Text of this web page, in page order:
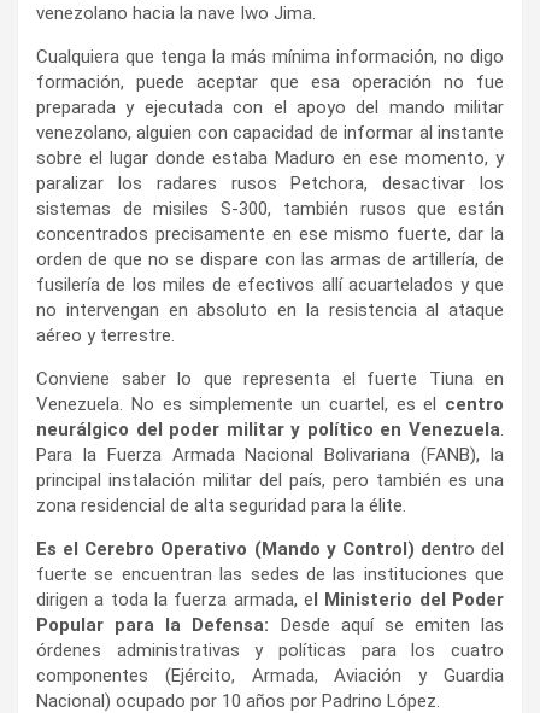
venezolano hacia la nave Iwo Jima.
Cualquiera que tenga la más mínima información, no digo
formación, puede aceptar que esa operación no fue
preparada y ejecutada con el apoyo del mando militar
venezolano, alguien con capacidad de informar al instante
sobre el lugar donde estaba Maduro en ese momento, y
paralizar los radares rusos Petchora, desactivar los
sistemas de misiles S-300, también rusos que están
concentrados precisamente en ese mismo fuerte, dar la
orden de que no se dispare con las armas de artillería, de
fusilería de los miles de efectivos allí acuartelados y que
no intervengan en absoluto en la resistencia al ataque
aéreo y terrestre.
Conviene saber lo que representa el fuerte Tiuna en
Venezuela. No es simplemente un cuartel, es el centro
neurálgico del poder militar y político en Venezuela.
Para la Fuerza Armada Nacional Bolivariana (FANB), la
principal instalación militar del país, pero también es una
zona residencial de alta seguridad para la élite.
Es el Cerebro Operativo (Mando y Control) dentro del
fuerte se encuentran las sedes de las instituciones que
dirigen a toda la fuerza armada, el Ministerio del Poder
Popular para la Defensa: Desde aquí se emiten las
órdenes administrativas y políticas para los cuatro
componentes (Ejército, Armada, Aviación y Guardia
Nacional) ocupado por 10 años por Padrino López.